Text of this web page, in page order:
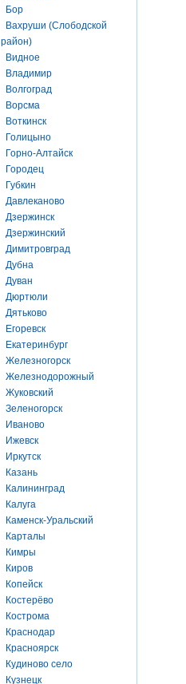
Бор
Вахруши (Слободской
район)
Видное
Владимир
Волгоград
Ворсма
Воткинск
Голицыно
Горно-Алтайск
Городец
Губкин
Давлеканово
Дзержинск
Дзержинский
Димитровград
Дубна
Дуван
Дюртюли
Дятьково
Егоревск
Екатеринбург
Железногорск
Железнодорожный
Жуковский
Зеленогорск
Иваново
Ижевск
Иркутск
Казань
Калининград
Калуга
Каменск-Уральский
Карталы
Кимры
Киров
Копейск
Костерёво
Кострома
Краснодар
Красноярск
Кудиново село
Кузнецк